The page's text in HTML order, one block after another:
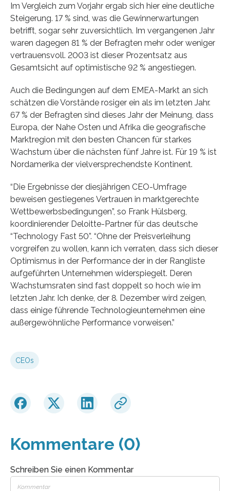
Im Vergleich zum Vorjahr ergab sich hier eine deutliche
Steigerung. 17 % sind, was die Gewinnerwartungen
betrifft, sogar sehr zuversichtlich. Im vergangenen Jahr
waren dagegen 81 % der Befragten mehr oder weniger
vertrauensvoll. 2003 ist dieser Prozentsatz aus
Gesamtsicht auf optimistische 92 % angestiegen.
Auch die Bedingungen auf dem EMEA-Markt an sich
schätzen die Vorstände rosiger ein als im letzten Jahr.
67 % der Befragten sind dieses Jahr der Meinung, dass
Europa, der Nahe Osten und Afrika die geografische
Marktregion mit den besten Chancen für starkes
Wachstum über die nächsten fünf Jahre ist. Für 19 % ist
Nordamerika der vielversprechendste Kontinent.
“Die Ergebnisse der diesjährigen CEO-Umfrage
beweisen gestiegenes Vertrauen in marktgerechte
Wettbewerbsbedingungen”, so Frank Hülsberg,
koordinierender Deloitte-Partner für das deutsche
“Technology Fast 50”. “Ohne der Preisverleihung
vorgreifen zu wollen, kann ich verraten, dass sich dieser
Optimismus in der Performance der in der Rangliste
aufgeführten Unternehmen widerspiegelt. Deren
Wachstumsraten sind fast doppelt so hoch wie im
letzten Jahr. Ich denke, der 8. Dezember wird zeigen,
dass einige führende Technologieunternehmen eine
außergewöhnliche Performance vorweisen.”
CEOs
Kommentare (0)
Schreiben Sie einen Kommentar